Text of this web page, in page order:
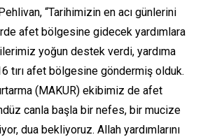
“Tarihimizin en acı günlerini
afet bölgesine gidecek yardımlara
yoğun destek verdi, yardıma
tırı afet bölgesine göndermiş olduk.
(MAKUR) ekibimiz de afet
canla başla bir nefes, bir mucize
dua bekliyoruz. Allah yardımlarını